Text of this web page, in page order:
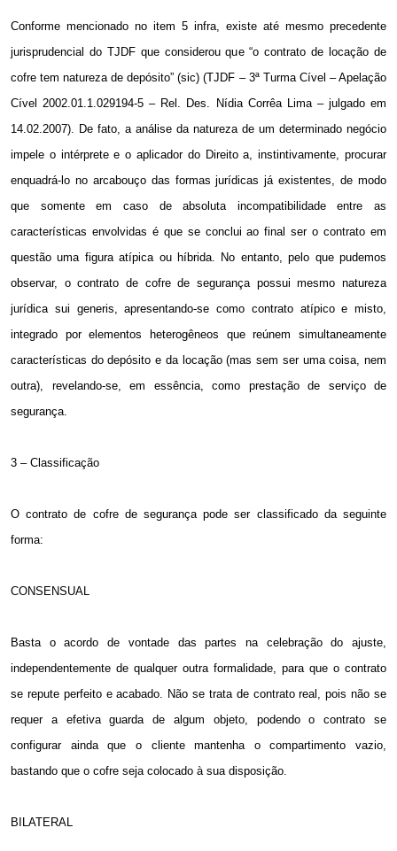
Conforme mencionado no item 5 infra, existe até mesmo precedente
jurisprudencial do TJDF que considerou que “o contrato de locação de
cofre tem natureza de depósito” (sic) (TJDF – 3ª Turma Cível – Apelação
Cível 2002.01.1.029194-5 – Rel. Des. Nídia Corrêa Lima – julgado em
14.02.2007). De fato, a análise da natureza de um determinado negócio
impele o intérprete e o aplicador do Direito a, instintivamente, procurar
enquadrá-lo no arcabouço das formas jurídicas já existentes, de modo
que somente em caso de absoluta incompatibilidade entre as
características envolvidas é que se conclui ao final ser o contrato em
questão uma figura atípica ou híbrida. No entanto, pelo que pudemos
observar, o contrato de cofre de segurança possui mesmo natureza
jurídica sui generis, apresentando-se como contrato atípico e misto,
integrado por elementos heterogêneos que reúnem simultaneamente
características do depósito e da locação (mas sem ser uma coisa, nem
outra), revelando-se, em essência, como prestação de serviço de
segurança.
3 – Classificação
O contrato de cofre de segurança pode ser classificado da seguinte
forma:
CONSENSUAL
Basta o acordo de vontade das partes na celebração do ajuste,
independentemente de qualquer outra formalidade, para que o contrato
se repute perfeito e acabado. Não se trata de contrato real, pois não se
requer a efetiva guarda de algum objeto, podendo o contrato se
configurar ainda que o cliente mantenha o compartimento vazio,
bastando que o cofre seja colocado à sua disposição.
BILATERAL